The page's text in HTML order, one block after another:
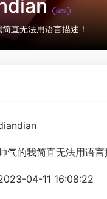
编辑
直无法用语言描述！
气的我简直无法用语言
04-11 16:08:22